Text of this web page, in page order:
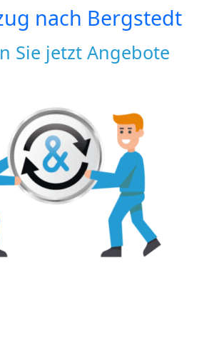
nach Bergstedt
Sie jetzt Angebote